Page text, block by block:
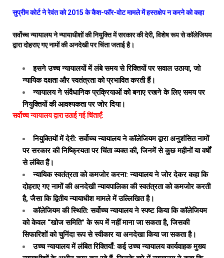
सुप्रीम कोर्ट ने रेवंत को 2015 के कैश-फॉर-वोट मामले में हस्तक्षेप न करने को कहा
सर्वोच्च न्यायालय ने न्यायाधीशों की नियुक्ति में सरकार की देरी, विशेष रूप से कॉलेजियम
द्वारा दोहराए गए नामों की अनदेखी पर चिंता जताई है।
इसने उच्च न्यायालयों में लंबे समय से रिक्तियों पर सवाल उठाया, जो
न्यायिक दक्षता और स्वतंत्रता को प्रभावित करती हैं।
न्यायालय ने संवैधानिक प्रक्रियाओं को बनाए रखने के लिए समय पर
नियुक्तियों की आवश्यकता पर जोर दिया।
सर्वोच्च न्यायालय द्वारा उठाई गई चिंताएँ:
नियुक्तियों में देरी: सर्वोच्च न्यायालय ने कॉलेजियम द्वारा अनुशंसित नामों
पर सरकार की निष्क्रियता पर चिंता व्यक्त की, जिनमें से कुछ महीनों या वर्षों
से लंबित हैं।
न्यायिक स्वतंत्रता को कमजोर करना: न्यायालय ने जोर देकर कहा कि
दोहराए गए नामों की अनदेखी न्यायपालिका की स्वतंत्रता को कमजोर करती
है, जैसा कि द्वितीय न्यायाधीश मामले में उल्लिखित है।
कॉलेजियम की स्थिति: सर्वोच्च न्यायालय ने स्पष्ट किया कि कॉलेजियम
को केवल “खोज समिति” के रूप में नहीं माना जा सकता है, जिसकी
सिफारिशों को चुनिंदा रूप से स्वीकार या अनदेखा किया जा सकता है।
उच्च न्यायालय में लंबित रिक्तियाँ: कई उच्च न्यायालय कार्यवाहक मुख्य